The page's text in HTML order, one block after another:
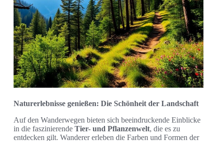
Naturerlebnisse genießen: Die Schönheit der Landschaft
Auf den Wanderwegen bieten sich beeindruckende Einblicke
in die faszinierende Tier- und Pflanzenwelt, die es zu
entdecken gilt. Wanderer erleben die Farben und Formen der